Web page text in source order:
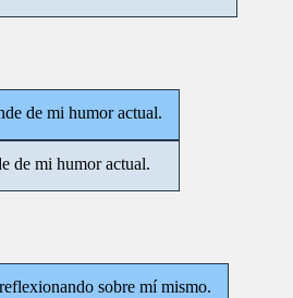
de mi humor actual.
de mi humor actual.
sobre mí mismo.